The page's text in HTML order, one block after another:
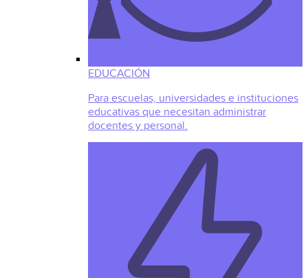
EDUCACIÓN
Para escuelas, universidades e instituciones
educativas que necesitan administrar
docentes y personal.